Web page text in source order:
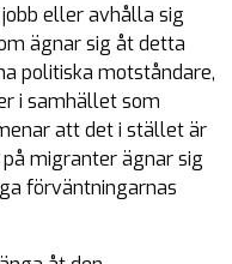
eller avhålla sig
ägnar sig åt detta
politiska motståndare,
i samhället som
att det i stället är
migranter ägnar sig
förväntningarnas